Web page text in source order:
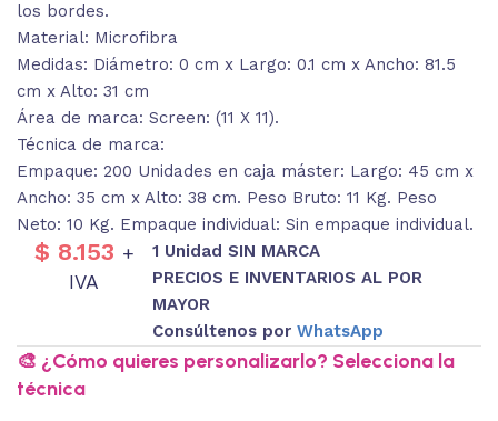
los bordes.
Material: Microfibra
Medidas: Diámetro: 0 cm x Largo: 0.1 cm x Ancho: 81.5
cm x Alto: 31 cm
Área de marca: Screen: (11 X 11).
Técnica de marca:
Empaque: 200 Unidades en caja máster: Largo: 45 cm x
Ancho: 35 cm x Alto: 38 cm. Peso Bruto: 11 Kg. Peso
Neto: 10 Kg. Empaque individual: Sin empaque individual.
$ 8.153 +
IVA
1 Unidad SIN MARCA
PRECIOS E INVENTARIOS AL POR
MAYOR
Consúltenos por WhatsApp
🎨 ¿Cómo quieres personalizarlo? Selecciona la
técnica